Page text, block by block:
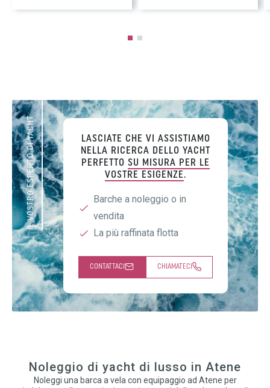
IL VOSTRO ESPERTO DI YACHT
LASCIATE CHE VI ASSISTIAMO
NELLA RICERCA DELLO YACHT
PERFETTO SU MISURA PER LE
VOSTRE ESIGENZE.
Barche a noleggio o in
vendita
La più raffinata flotta
CONTATTACI CHIAMATECI
Noleggio di yacht di lusso in Atene
Noleggi una barca a vela con equipaggio ad Atene per